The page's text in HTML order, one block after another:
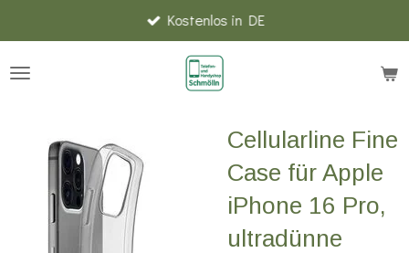
Hauptinhalt
springen
Kostenlos in DE
Cellularline Fine
Case für Apple
iPhone 16 Pro,
ultradünne